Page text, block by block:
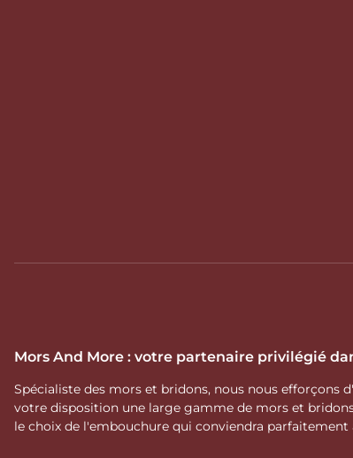
Mors And More : votre partenaire privilégié
Spécialiste des mors et bridons, nous nous efforçons
votre disposition une large gamme de mors et
le choix de l'embouchure qui conviendra